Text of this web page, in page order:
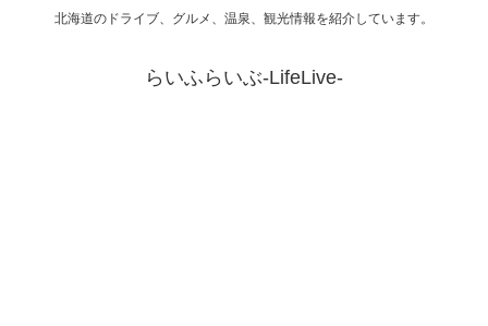
北海道のドライブ、グルメ、温泉、観光情報を紹介しています。
らいふらいぶ-LifeLive-